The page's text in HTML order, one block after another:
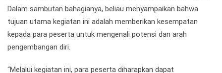
Dalam sambutan bahagianya, beliau menyampaikan bahwa
tujuan utama kegiatan ini adalah memberikan kesempatan
kepada para peserta untuk mengenali potensi dan arah
pengembangan diri.
“Melalui kegiatan ini, para peserta diharapkan dapat